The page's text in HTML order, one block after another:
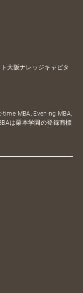
大阪ナレッジキャピタ
time MBA, Evening MBA,
は栗本学園の登録商標